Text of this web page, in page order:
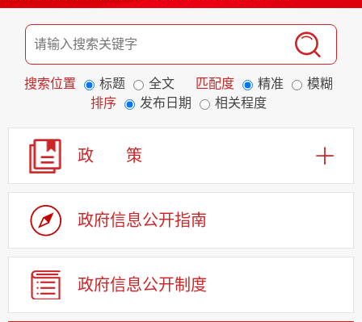
搜索位置 标题 全文 匹配度 精准
模糊
排序
发布日期 相关程度
政 策
政府信息公开指南
政府信息公开制度